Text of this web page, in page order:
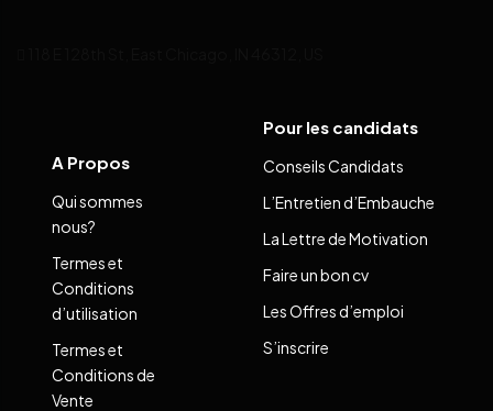
A Propos
Qui sommes
nous?
Termes et
Conditions
d’utilisation
Termes et
Conditions de
Vente
Pour les candidats
Conseils Candidats
L’Entretien d’Embauche
La Lettre de Motivation
Faire un bon cv
Les Offres d’emploi
S’inscrire